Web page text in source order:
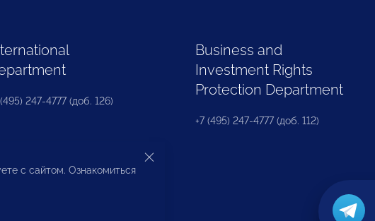
247-4777 (доб. 126)
Business and
Investment Rights
Protection Department
+7 (495) 247-4777 (доб. 112)
с сайтом. Ознакомиться